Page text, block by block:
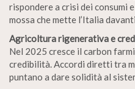
rispondere a crisi dei consumi
mossa che mette l’Italia
Agricoltura rigenerativa e
Nel 2025 cresce il carbon
credibilità. Accordi diretti tra
puntano a dare solidità al